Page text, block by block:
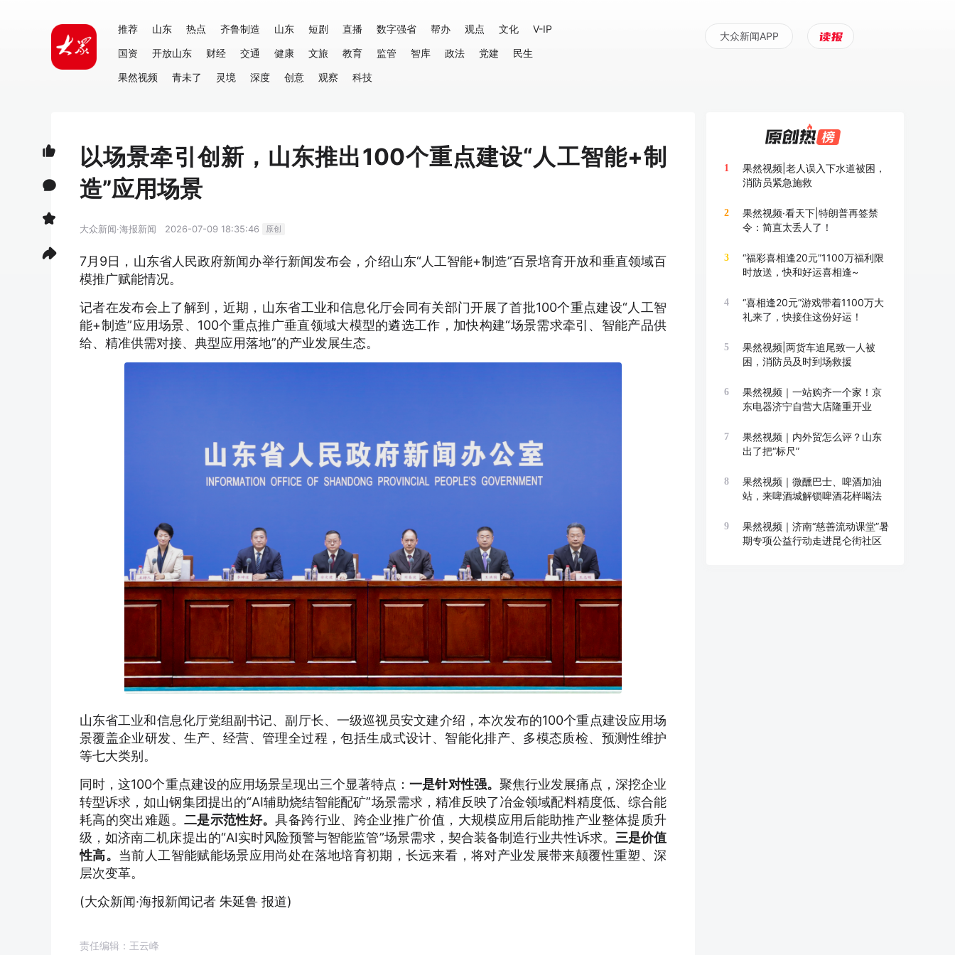
推荐 山东 热点 齐鲁制造 山东 短剧 直播 数字强省 帮办 观点 文化
V-IP
国资
开放山东 财经 交通 健康 文旅 教育 监管 智库 政法 党建
民生
果然视频
青未了 灵境 深度 创意 观察 科技
大众新闻APP
以场景牵引创新，山东推出100个重点建设“人工智能+制
造”应用场景
大众新闻·海报新闻 2026-07-09 18:35:46 原创
7月9日，山东省人民政府新闻办举行新闻发布会，介绍山东“人工智能+制造”百景培育开放和垂直领域百
模推广赋能情况。
记者在发布会上了解到，近期，山东省工业和信息化厅会同有关部门开展了首批100个重点建设“人工智
能+制造”应用场景、100个重点推广垂直领域大模型的遴选工作，加快构建“场景需求牵引、智能产品供
给、精准供需对接、典型应用落地”的产业发展生态。
山东省工业和信息化厅党组副书记、副厅长、一级巡视员安文建介绍，本次发布的100个重点建设应用场
景覆盖企业研发、生产、经营、管理全过程，包括生成式设计、智能化排产、多模态质检、预测性维护
等七大类别。
同时，这100个重点建设的应用场景呈现出三个显著特点：一是针对性强。 聚焦行业发展痛点，深挖企业
转型诉求，如山钢集团提出的“AI辅助烧结智能配矿”场景需求，精准反映了冶金领域配料精度低、综合能
耗高的突出难题。 二是示范性好。具备跨行业、跨企业推广价值，大规模应用后能助推产业整体提质升
级，如济南二机床提出的“AI实时风险预警与智能监管”场景需求，契合装备制造行业共性诉求。 三是价值
性高。 当前人工智能赋能场景应用尚处在落地培育初期，长远来看，将对产业发展带来颠覆性重塑、深
层次变革。
(大众新闻·海报新闻记者 朱延鲁 报道)
责任编辑：王云峰
1
果然视频|老人误入下水道被困，
消防员紧急施救
2
果然视频·看天下|特朗普再签禁
令：简直太丢人了！
3
“福彩喜相逢20元”1100万福利限
时放送，快和好运喜相逢~
4
“喜相逢20元”游戏带着1100万大
礼来了，快接住这份好运！
5
果然视频|两货车追尾致一人被
困，消防员及时到场救援
6
果然视频｜一站购齐一个家！京
东电器济宁自营大店隆重开业
7
果然视频｜内外贸怎么评？山东
出了把“标尺”
8
果然视频｜微醺巴士、啤酒加油
站，来啤酒城解锁啤酒花样喝法
9
果然视频｜济南“慈善流动课堂”暑
期专项公益行动走进昆仑街社区